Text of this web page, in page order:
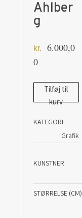
Ahlber
g
kr.
6.000,0
0
Silent
Moon
af
antal
Tilføj til
kurv
KATEGORI:
Grafik
KUNSTNER
STØRRELSE (CM)